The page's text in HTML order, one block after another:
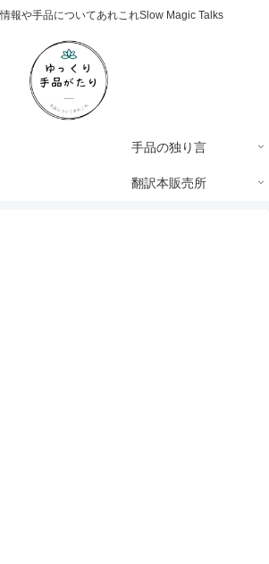
報や手品についてあれこれSlow Magic Talks
手品の独り言
翻訳本販売所